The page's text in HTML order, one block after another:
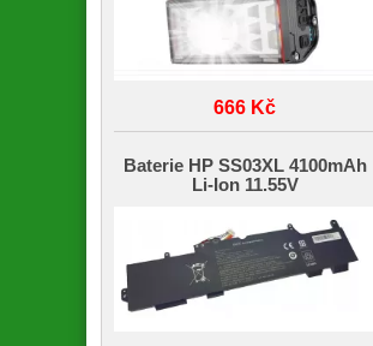
666 Kč
Baterie HP SS03XL 4100mAh
Li-Ion 11.55V